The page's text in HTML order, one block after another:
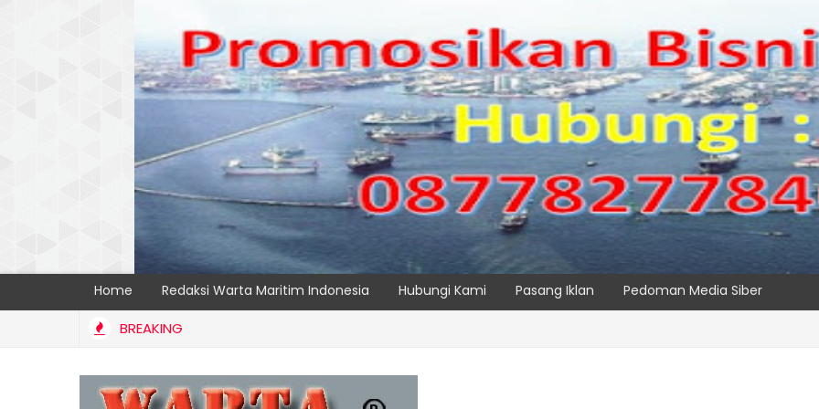
Home Redaksi Warta Maritim Indonesia Hubungi Kami Pasang Iklan Pedoman Media Siber
BREAKING